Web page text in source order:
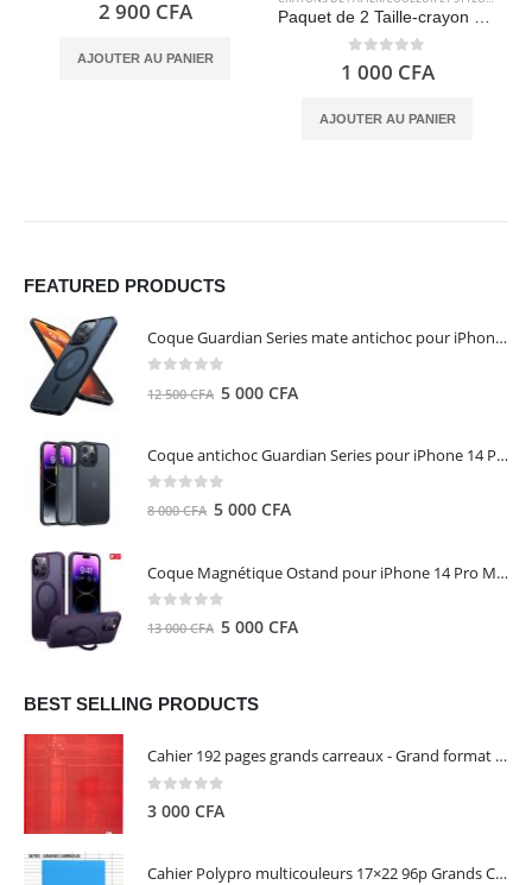
0 out of 5
2 900 CFA
AJOUTER AU PANIER
Paquet de 2 Taille-crayon en plastique – STAEDTLER
0 out of 5
1 000 CFA
AJOUTER AU PANIER
FEATURED PRODUCTS
Coque Guardian Series mate antichoc pour iPhone 15 Pro Max avec Magsafe Noir - Torras
12 500CFA Le
500 CFA.
5 000 CFA
Coque antichoc Guardian Series pour iPhone 14 Pro Max - TORRAS
out of 5
8 000CFA Le
était :
8
000 CFA.
5 000 CFALe
est :
000 CFA.
Coque Magnétique Ostand pour iPhone 14 Pro Max - Violet Foncé - TORRAS
13 000CFA Le
était :
000 CFA.
5 000 CFA
000 CFA.
BEST SELLING PRODUCTS
Cahier 192 pages grands carreaux - Grand format - Brochure dos toilé - 24x32 cm - Papier blanc 90 g - Couverture carte pelliculée couleur aléatoire - Clairefontaine
3 000 CFA
Cahier Polypro multicouleurs 17×22 96p Grands Carreaux Séyès 90g - CALLIGRAPHE